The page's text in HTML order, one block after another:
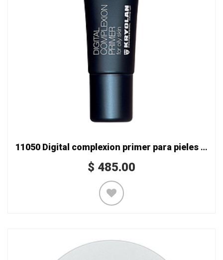
11050 Digital complexion primer para pieles grasas
$ 485.00